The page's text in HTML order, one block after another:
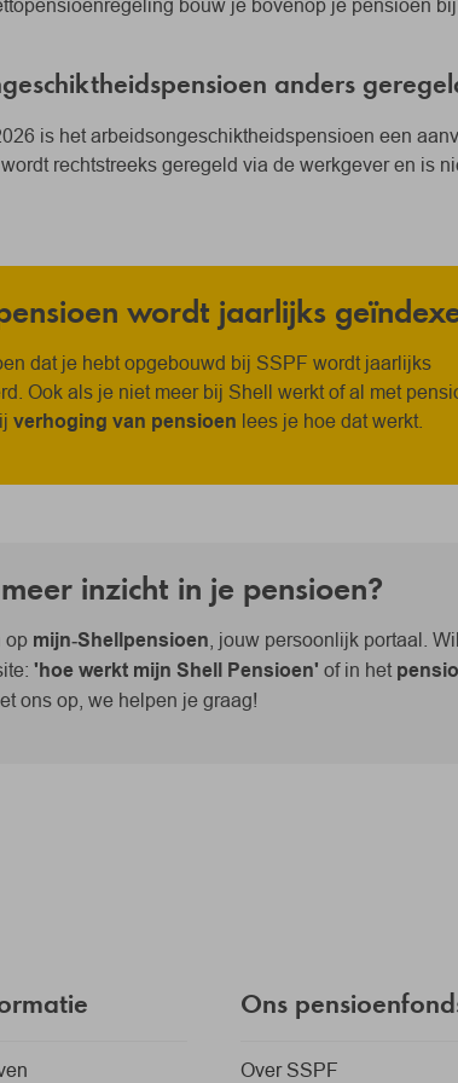
bouw je bovenop je pensioen
anders
is het arbeidsongeschiktheidspensioen een
rechtstreeks geregeld via de werkgever en is
wordt jaarlijks
dat je hebt opgebouwd bij SSPF wordt jaarlijks
Ook als je niet meer bij Shell werkt of al met
verhoging van pensioen lees je hoe dat werkt.
inzicht in je pensioen?
op mijn‑Shellpensioen , jouw persoonlijk portaal.
'hoe werkt mijn Shell Pensioen' of in het
ons op, we helpen je graag!
Ons
Over SSPF